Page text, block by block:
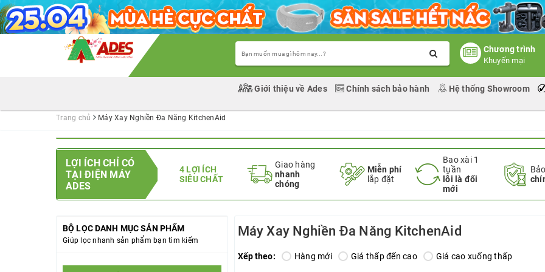
Chương trình
Khuyến mại
Giới thiệu về Ades Chính sách bảo hành Hệ thống Showroom
Trang chủ Máy Xay Nghiền Đa Năng KitchenAid
LỢI ÍCH CHỈ CÓ
TẠI ĐIỆN MÁY
ADES
4 LỢI ÍCH
SIÊU CHẤT
Giao hàng
nhanh
chóng
Miễn phí
lắp đặt
Bao xài 1
tuần
lỗi là đổi
mới
BỘ LỌC DANH MỤC SẢN PHẨM
Giúp lọc nhanh sản phẩm bạn tìm kiếm
Máy Xay Nghiền Đa Năng KitchenAid
Xếp theo: Hàng mới Giá thấp đến cao Giá cao xuống thấp